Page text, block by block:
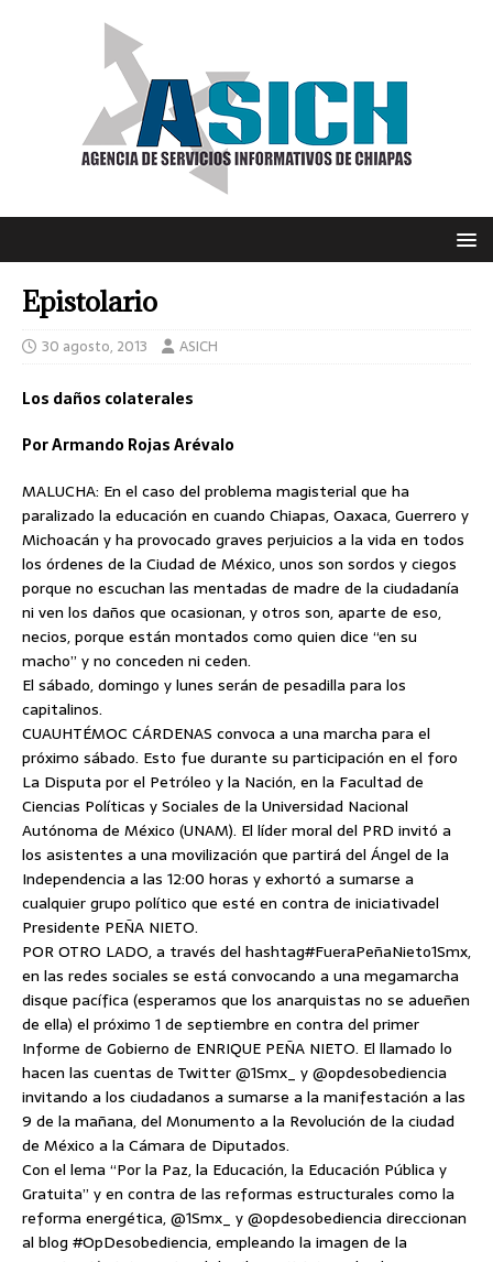
Epistolario
30 agosto, 2013 ASICH
Los daños colaterales
Por Armando Rojas Arévalo
MALUCHA: En el caso del problema magisterial que ha
paralizado la educación en cuando Chiapas, Oaxaca, Guerrero y
Michoacán y ha provocado graves perjuicios a la vida en todos
los órdenes de la Ciudad de México, unos son sordos y ciegos
porque no escuchan las mentadas de madre de la ciudadanía
ni ven los daños que ocasionan, y otros son, aparte de eso,
necios, porque están montados como quien dice “en su
macho” y no conceden ni ceden.
El sábado, domingo y lunes serán de pesadilla para los
capitalinos.
CUAUHTÉMOC CÁRDENAS convoca a una marcha para el
próximo sábado. Esto fue durante su participación en el foro
La Disputa por el Petróleo y la Nación, en la Facultad de
Ciencias Políticas y Sociales de la Universidad Nacional
Autónoma de México (UNAM). El líder moral del PRD invitó a
los asistentes a una movilización que partirá del Ángel de la
Independencia a las 12:00 horas y exhortó a sumarse a
cualquier grupo político que esté en contra de iniciativadel
Presidente PEÑA NIETO.
POR OTRO LADO, a través del hashtag#FueraPeñaNieto1Smx,
en las redes sociales se está convocando a una megamarcha
disque pacífica (esperamos que los anarquistas no se adueñen
de ella) el próximo 1 de septiembre en contra del primer
Informe de Gobierno de ENRIQUE PEÑA NIETO. El llamado lo
hacen las cuentas de Twitter @1Smx_ y @opdesobediencia
invitando a los ciudadanos a sumarse a la manifestación a las
9 de la mañana, del Monumento a la Revolución de la ciudad
de México a la Cámara de Diputados.
Con el lema “Por la Paz, la Educación, la Educación Pública y
Gratuita” y en contra de las reformas estructurales como la
reforma energética, @1Smx_ y @opdesobediencia direccionan
al blog #OpDesobediencia, empleando la imagen de la